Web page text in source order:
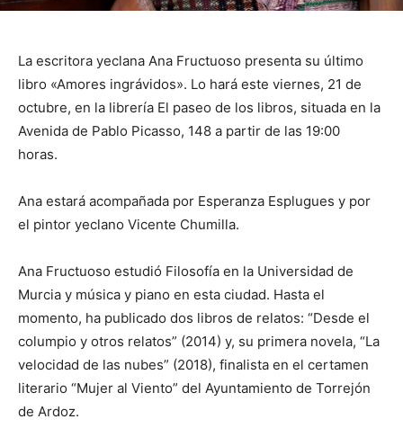
La escritora yeclana Ana Fructuoso presenta su último
libro «Amores ingrávidos». Lo hará este viernes, 21 de
octubre, en la librería El paseo de los libros, situada en la
Avenida de Pablo Picasso, 148 a partir de las 19:00
horas.
Ana estará acompañada por Esperanza Esplugues y por
el pintor yeclano Vicente Chumilla.
Ana Fructuoso estudió Filosofía en la Universidad de
Murcia y música y piano en esta ciudad. Hasta el
momento, ha publicado dos libros de relatos: “Desde el
columpio y otros relatos” (2014) y, su primera novela, “La
velocidad de las nubes” (2018), finalista en el certamen
literario “Mujer al Viento” del Ayuntamiento de Torrejón
de Ardoz.